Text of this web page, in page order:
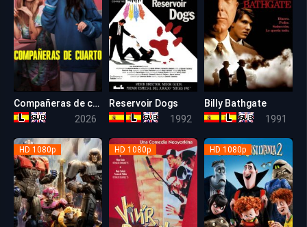
Compañeras de cuarto
2026
Reservoir Dogs
1992
Billy Bathgate
1991
HD 1080p HD 1080p HD 1080p